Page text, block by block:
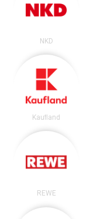
NKD
Kaufland
REWE